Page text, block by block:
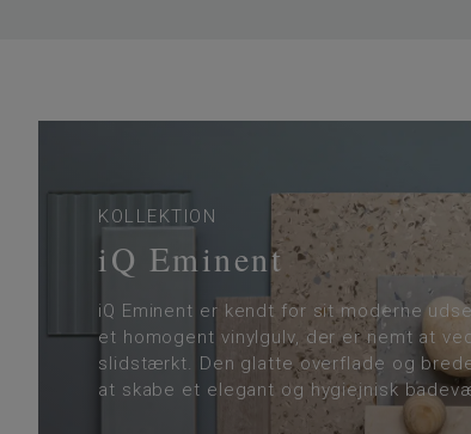
KOLLEKTION
iQ Eminent
iQ Eminent er kendt for sit moderne
et homogent vinylgulv, der er nemt at
slidstærkt. Den glatte overflade og
at skabe et elegant og hygiejnisk